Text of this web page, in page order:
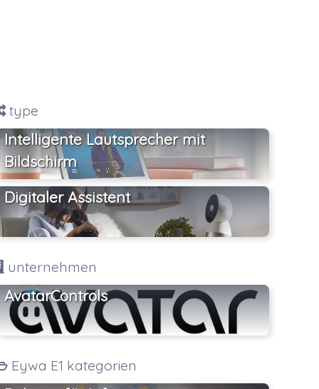
type
Intelligente Lautsprecher mit
Bildschirm
Digitaler Assistent
unternehmen
AvatarControls
Eywa E1 kategorien